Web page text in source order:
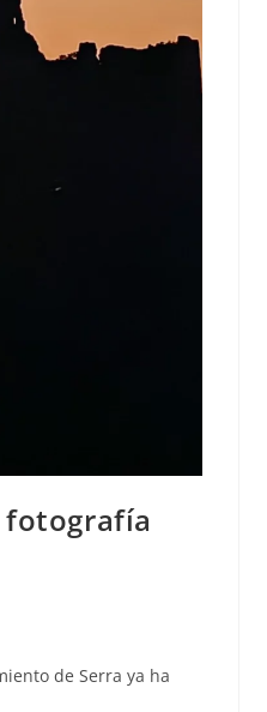
fotografía
de Serra ya ha